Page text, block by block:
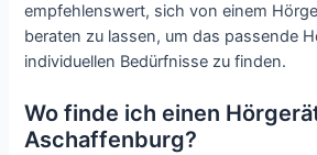
empfehlenswert, sich von einem
beraten zu lassen, um das passende
individuellen Bedürfnisse zu finden.
Wo finde ich einen
Aschaffenburg?